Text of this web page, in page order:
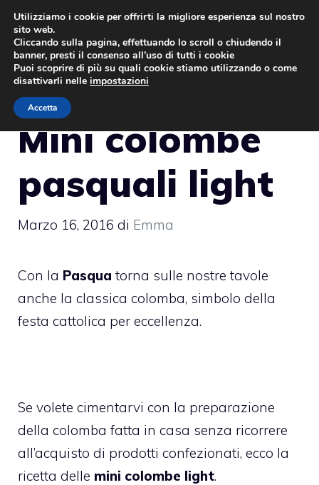
Vai
contenuto
Mini colombe
pasquali light
Marzo 16, 2016 di Emma
Con la Pasqua torna sulle nostre tavole
anche la classica colomba, simbolo della
festa cattolica per eccellenza.
Se volete cimentarvi con la preparazione
della colomba fatta in casa senza ricorrere
all’acquisto di prodotti confezionati, ecco la
ricetta delle mini colombe light.
Utilizziamo i cookie per offrirti la migliore esperienza sul nostro
sito web.
Cliccando sulla pagina, effettuando lo scroll o chiudendo il
banner, presti il consenso all’uso di tutti i cookie
Puoi scoprire di più su quali cookie stiamo utilizzando o come
disattivarli nelle impostazioni
Accetta